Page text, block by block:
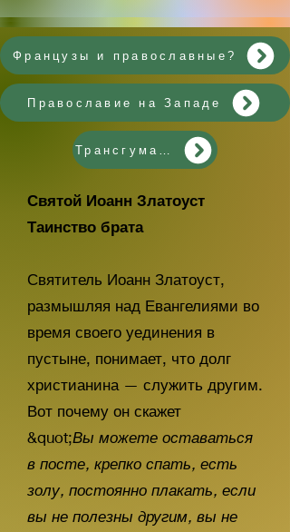
Французы и православные?
Православие на Западе
Святой Иоанн Златоуст
Таинство брата
Святитель Иоанн Златоуст,
размышляя над Евангелиями во
время своего уединения в
пустыне, понимает, что долг
христианина — служить другим.
Вот почему он скажет
&quot;Вы можете оставаться
в посте, крепко спать, есть
золу, постоянно плакать, если
вы не полезны другим, вы не